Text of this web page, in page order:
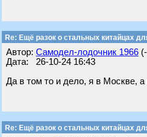
Re: Ещё разок о стальных китайцах
Автор: Самодел-лодочник 1966
Дата: 26-10-24 16:43
Да в том то и дело, я в Москве, а
Re: Ещё разок о стальных китайцах